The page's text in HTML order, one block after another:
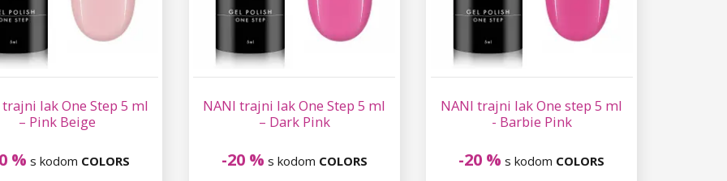
lak One Step 5 ml
– Pink Beige
% s kodom COLORS
NANI trajni lak One Step 5 ml
– Dark Pink
-20 % s kodom COLORS
NANI trajni lak One step 5 ml
- Barbie Pink
-20 % s kodom COLORS